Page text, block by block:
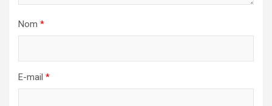
Nom *
E-mail *